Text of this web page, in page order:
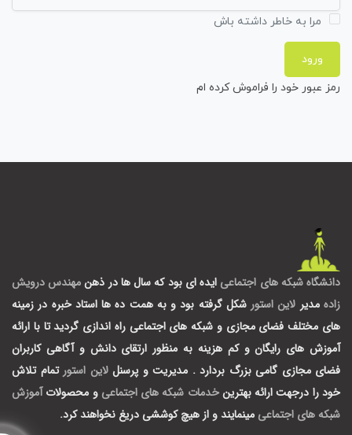
مرا به خاطر داشته باش
رمز عبور خود را فراموش کرده ام
دانشگاه شبکه های اجتماعی ایده ای بود که سال ها در ذهنمهندس درویش
زاده مدیر لاین استور شکل گرفته بود و به همت ده ها استاد خبره در زمینه
های مختلف فضای مجازی و شبکه های اجتماعی راه اندازی گردید تا با ارائه
آموزش های رایگان و کم هزینه به منظور ارتقای دانش و آگاهی کاربران
فضای مجازی گامی بزرگ بردارد . مدیریت و پرسنللاین استور تمام تلاش
خود را درجهت ارائه بهترینخدمات شبکه های اجتماعی و محصولات آموزش
شبکه های اجتماعی مینمایند و از هیچ کوششی دریغ نخواهند کرد.